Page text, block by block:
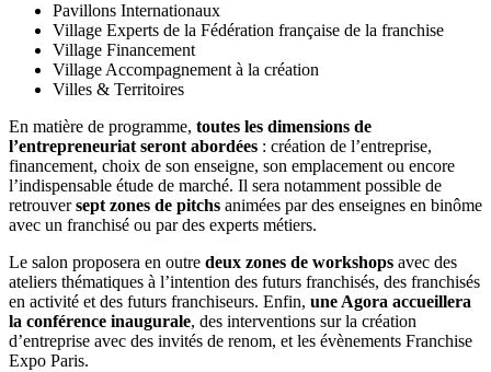
Pavillons Internationaux
Village Experts de la Fédération française de la franchise
Village Financement
Village Accompagnement à la création
Villes & Territoires
En matière de programme, toutes les dimensions de
l’entrepreneuriat seront abordées : création de l’entreprise,
financement, choix de son enseigne, son emplacement ou encore
l’indispensable étude de marché. Il sera notamment possible de
retrouversept zones de pitchs animées par des enseignes en binôme
avec un franchisé ou par des experts métiers.
Le salon proposera en outre deux zones de workshops avec des
ateliers thématiques à l’intention des futurs franchisés, des franchisés
en activité et des futurs franchiseurs. Enfin, une Agora accueillera
la conférence inaugurale, des interventions sur la création
d’entreprise avec des invités de renom, et les évènements Franchise
Expo Paris.